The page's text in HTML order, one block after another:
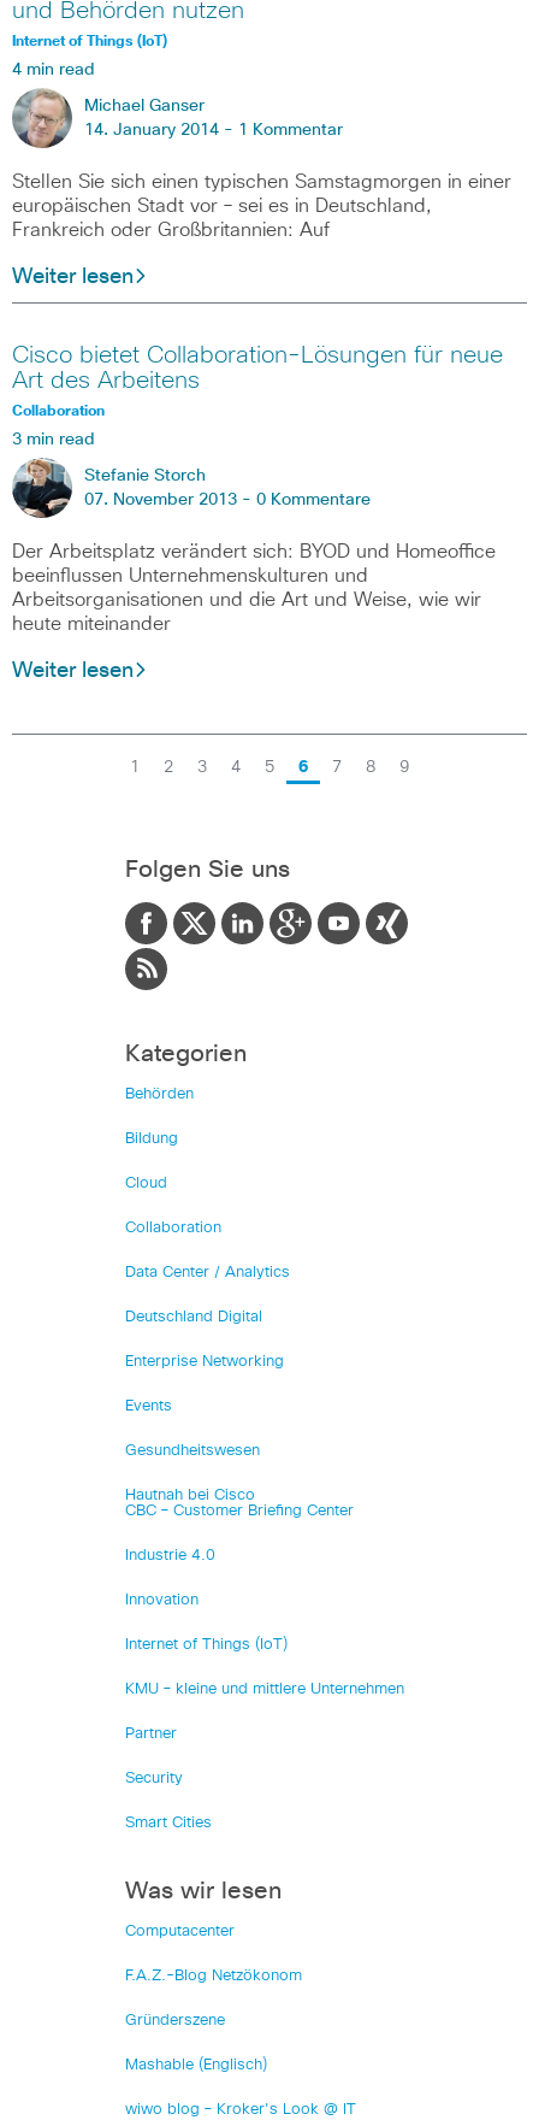
und Behörden nutzen
Internet of Things (IoT)
4 min read
Michael Ganser
14. January 2014 - 1 Kommentar
Stellen Sie sich einen typischen Samstagmorgen in einer
europäischen Stadt vor ­– sei es in Deutschland,
Frankreich oder Großbritannien: Auf
Weiter lesen
Cisco bietet Collaboration-Lösungen für neue
Art des Arbeitens
Collaboration
3 min read
Stefanie Storch
07. November 2013 - 0 Kommentare
Der Arbeitsplatz verändert sich: BYOD und Homeoffice
beeinflussen Unternehmenskulturen und
Arbeitsorganisationen und die Art und Weise, wie wir
heute miteinander
Weiter lesen
1 2 3 4 5 6 7 8 9
Folgen Sie uns
Kategorien
Behörden
Bildung
Cloud
Collaboration
Data Center / Analytics
Deutschland Digital
Enterprise Networking
Events
Gesundheitswesen
Hautnah bei Cisco
CBC – Customer Briefing Center
Industrie 4.0
Innovation
Internet of Things (IoT)
KMU – kleine und mittlere Unternehmen
Partner
Security
Smart Cities
Was wir lesen
Computacenter
F.A.Z.-Blog Netzökonom
Gründerszene
Mashable (Englisch)
wiwo blog – Kroker's Look @ IT